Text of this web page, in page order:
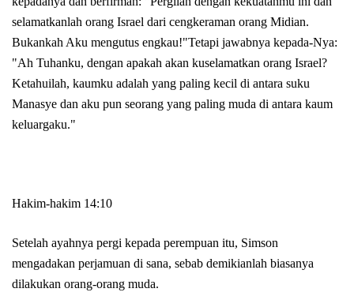
selamatkanlah orang Israel dari cengkeraman orang Midian.
Bukankah Aku mengutus engkau!"Tetapi jawabnya kepada-Nya:
"Ah Tuhanku, dengan apakah akan kuselamatkan orang Israel?
Ketahuilah, kaumku adalah yang paling kecil di antara suku
Manasye dan aku pun seorang yang paling muda di antara kaum
keluargaku."
Hakim-hakim 14:10
Setelah ayahnya pergi kepada perempuan itu, Simson
mengadakan perjamuan di sana, sebab demikianlah biasanya
dilakukan orang-orang muda.